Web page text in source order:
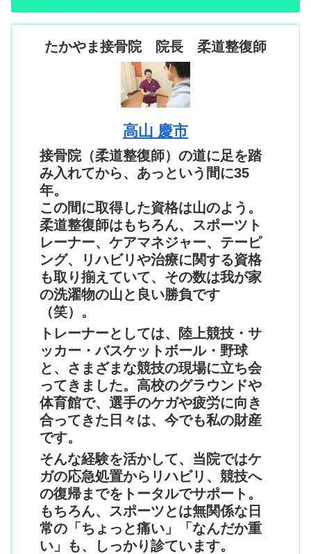
たかやま接骨院 院長 柔道整復師
高山 慶市
接骨院（柔道整復師）の道に足を踏
み入れてから、あっという間に35
年。
この間に取得した資格は山のよう。
柔道整復師はもちろん、スポーツト
レーナー、ケアマネジャー、テーピ
ング、リハビリや治療に関する資格
も取り揃えていて、その数は我が家
の洗濯物の山と良い勝負です
（笑）。
トレーナーとしては、陸上競技・サ
ッカー・バスケットボール・野球
と、さまざまな競技の現場に立ち会
ってきました。高校のグラウンドや
体育館で、選手のケガや疲労に向き
合ってきた日々は、今でも私の財産
です。
そんな経験を活かして、当院ではケ
ガの応急処置からリハビリ、競技へ
の復帰までをトータルでサポート。
もちろん、スポーツとは無関係な日
常の「ちょっと痛い」「なんだか重
い」も、しっかり診ています。